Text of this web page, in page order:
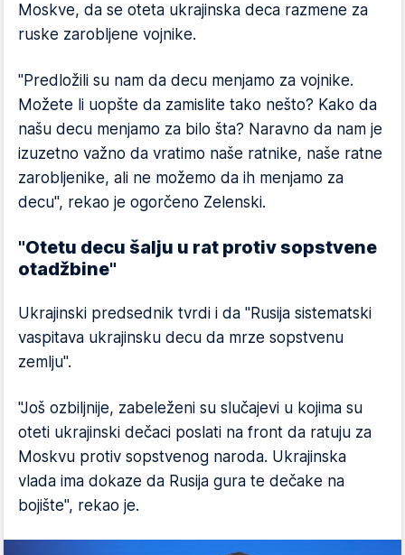
Moskve, da se oteta ukrajinska deca razmene za
ruske zarobljene vojnike.
"Predložili su nam da decu menjamo za vojnike.
Možete li uopšte da zamislite tako nešto? Kako da
našu decu menjamo za bilo šta? Naravno da nam je
izuzetno važno da vratimo naše ratnike, naše ratne
zarobljenike, ali ne možemo da ih menjamo za
decu", rekao je ogorčeno Zelenski.
"Otetu decu šalju u rat protiv sopstvene
otadžbine"
Ukrajinski predsednik tvrdi i da "Rusija sistematski
vaspitava ukrajinsku decu da mrze sopstvenu
zemlju".
"Još ozbiljnije, zabeleženi su slučajevi u kojima su
oteti ukrajinski dečaci poslati na front da ratuju za
Moskvu protiv sopstvenog naroda. Ukrajinska
vlada ima dokaze da Rusija gura te dečake na
bojište", rekao je.